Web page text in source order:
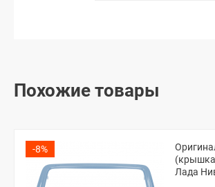
Похожие товары
-8%
Лада